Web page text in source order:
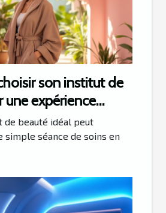
son institut de
une expérience
de beauté idéal peut
simple séance de soins en